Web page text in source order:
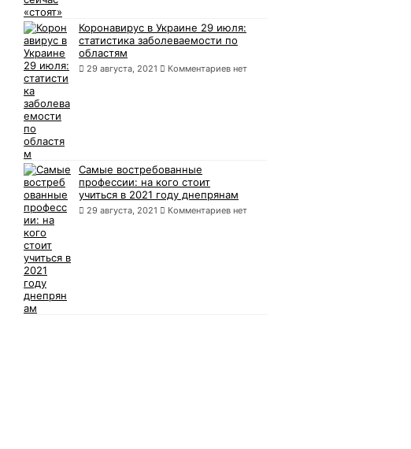
Коронавирус в Украине 29 июля:
статистика заболеваемости по
областям
29 августа, 2021 Комментариев нет
Самые востребованные
профессии: на кого стоит
учиться в 2021 году днепрянам
29 августа, 2021 Комментариев нет